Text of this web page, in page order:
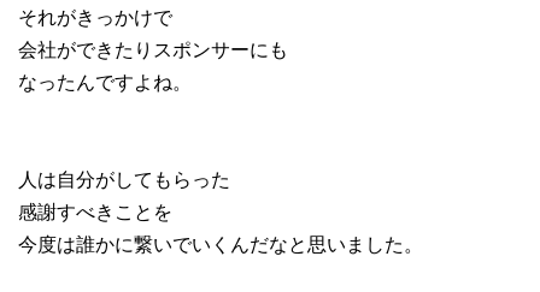
それがきっかけで
会社ができたりスポンサーにも
なったんですよね。
人は自分がしてもらった
感謝すべきことを
今度は誰かに繋いでいくんだなと思いました。